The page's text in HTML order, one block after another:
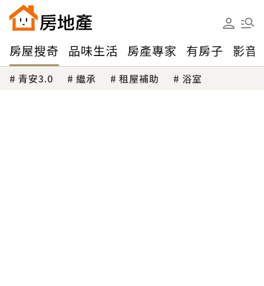
房屋搜奇 品味生活 房產專家 有房子 影音
青安3.0 繼承 租屋補助 浴室